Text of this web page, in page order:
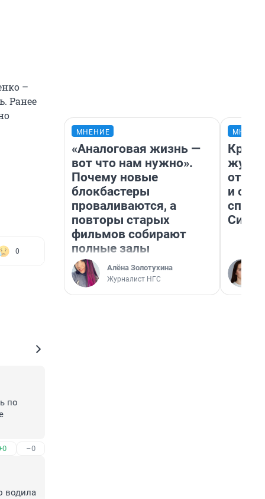
–
Ранее
0
по
–0
водила
МНЕНИЕ
«Аналоговая жизнь —
вот что нам нужно».
Почему новые
блокбастеры
проваливаются, а
повторы старых
фильмов собирают
полные залы
Алёна Золотухина
Журналист НГС
и